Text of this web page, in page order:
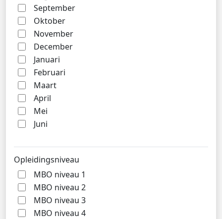
September
Oktober
November
December
Januari
Februari
Maart
April
Mei
Juni
Opleidingsniveau
MBO niveau 1
MBO niveau 2
MBO niveau 3
MBO niveau 4